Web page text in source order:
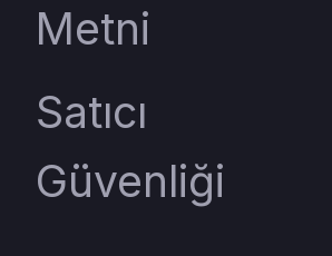
Metni
Satıcı
Güvenliği